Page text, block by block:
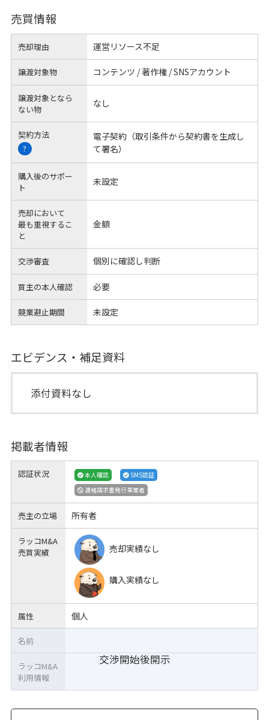
売買情報
売却理由 運営リソース不足
譲渡対象物 コンテンツ / 著作権 / SNSアカウント
譲渡対象となら
ない物
なし
契約方法
?
電子契約（取引条件から契約書を生成し
て署名）
購入後のサポー
ト
未設定
売却において
最も重視するこ
と
金額
交渉審査 個別に確認し判断
買主の本人確認 必要
競業避止期間 未設定
エビデンス・補足資料
添付資料なし
掲載者情報
認証状況 本人確認
SMS認証
適格請求書発行事業者
売主の立場 所有者
ラッコM&A
売買実績
売却実績なし
購入実績なし
属性 個人
交渉開始後開示
名前
ラッコM&A
利用情報